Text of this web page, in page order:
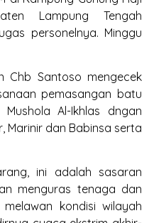
Lampung Tengah
personelnya. Minggu
Chb Santoso mengecek
pemasangan batu
Al-Ikhlas dngan
Marinir dan Babinsa serta
ini adalah sasaran
menguras tenaga dan
kondisi wilayah